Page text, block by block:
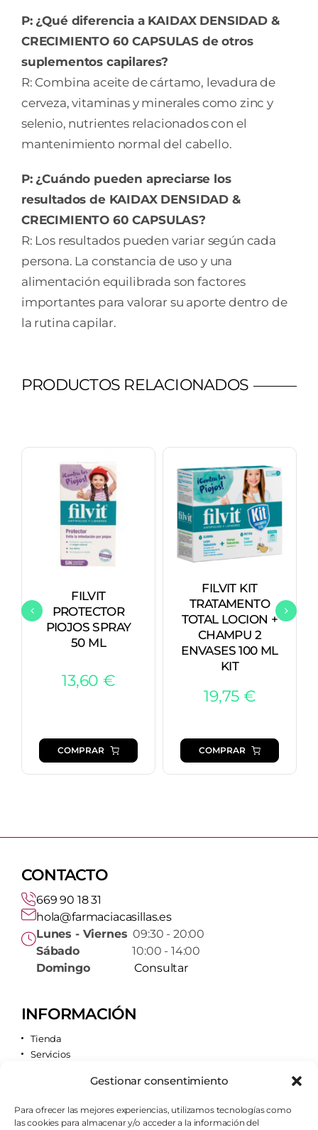
Gestionar consentimiento
Para ofrecer las mejores experiencias, utilizamos tecnologías como
las cookies para almacenar y/o acceder a la información del
P: ¿Qué diferencia a KAIDAX DENSIDAD &
CRECIMIENTO 60 CAPSULAS de otros
suplementos capilares?
R: Combina aceite de cártamo, levadura de
cerveza, vitaminas y minerales como zinc y
selenio, nutrientes relacionados con el
mantenimiento normal del cabello.
P: ¿Cuándo pueden apreciarse los
resultados de KAIDAX DENSIDAD &
CRECIMIENTO 60 CAPSULAS?
R: Los resultados pueden variar según cada
persona. La constancia de uso y una
alimentación equilibrada son factores
importantes para valorar su aporte dentro de
la rutina capilar.
PRODUCTOS RELACIONADOS
FILVIT
PROTECTOR
PIOJOS SPRAY
50 ML
13,60 €
COMPRAR
FILVIT KIT
TRATAMENTO
TOTAL LOCION +
CHAMPU 2
ENVASES 100 ML
KIT
19,75 €
COMPRAR
CONTACTO
669 90 18 31
hola@farmaciacasillas.es
Lunes - Viernes 09:30 - 20:00
Sábado10:00 - 14:00
Domingo
Consultar
INFORMACIÓN
Tienda
Servicios
Quiénes somos